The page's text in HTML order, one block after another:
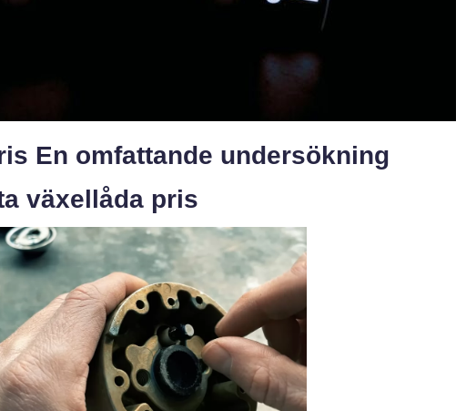
En omfattande undersökning
växellåda pris